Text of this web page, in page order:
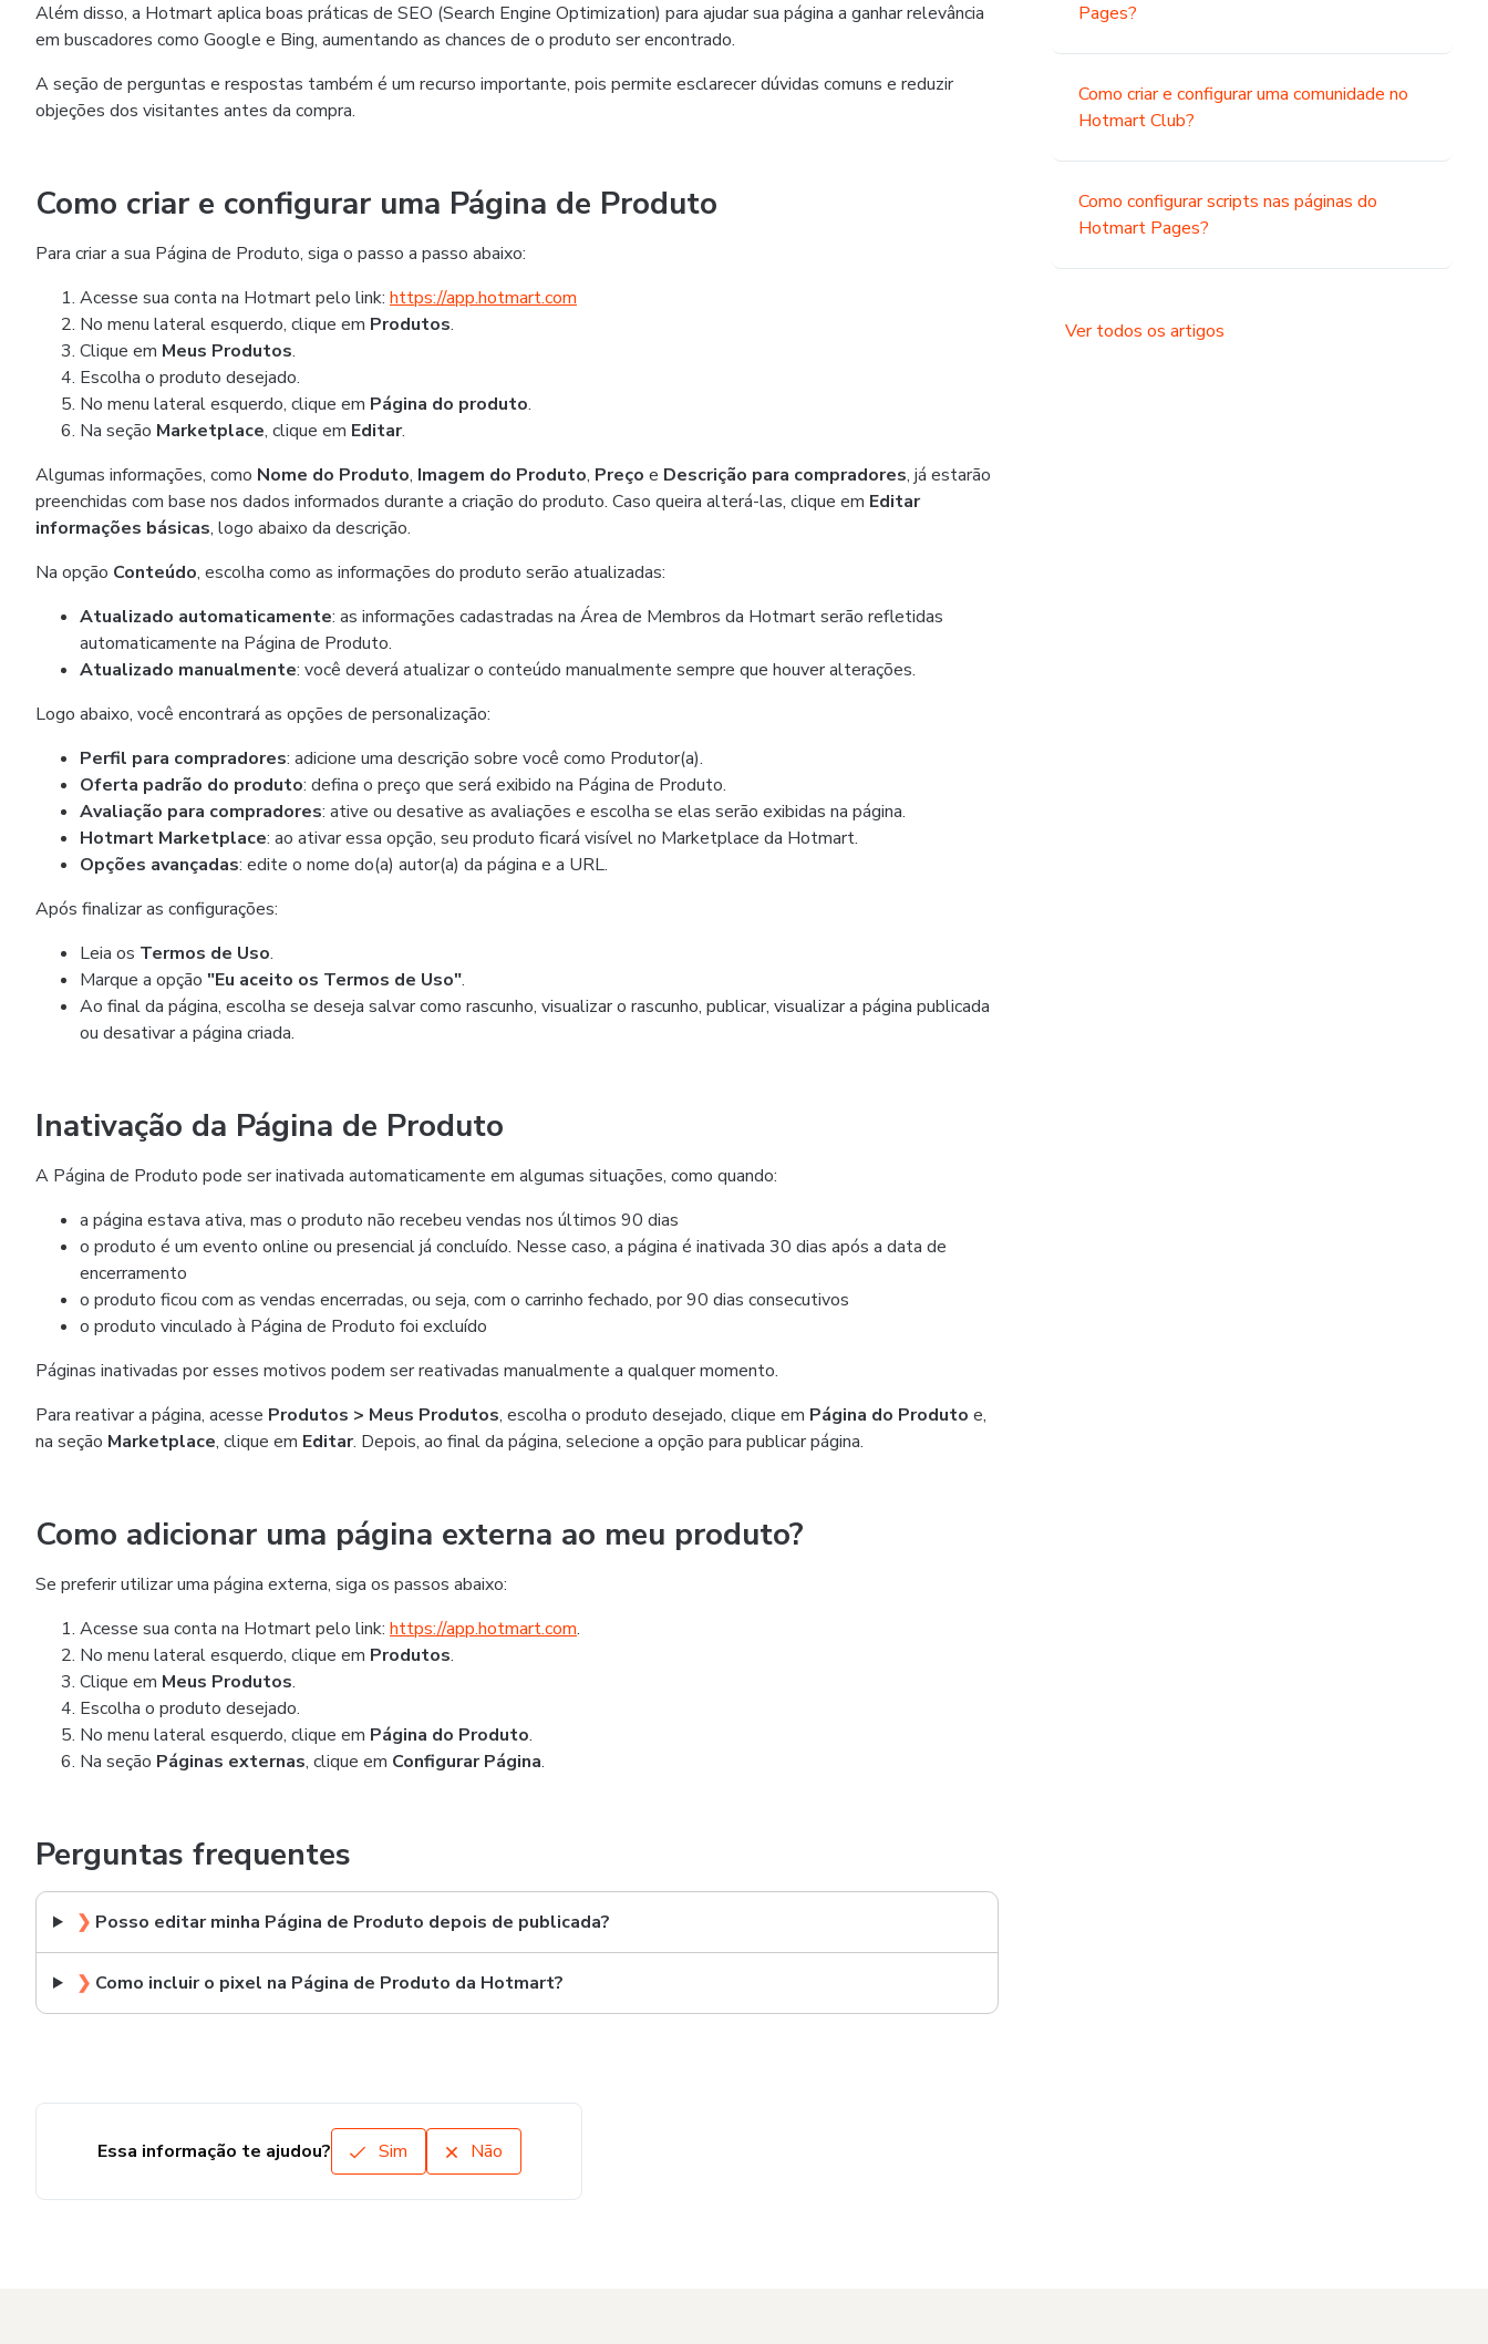
Além disso, a Hotmart aplica boas práticas de SEO (Search Engine Optimization) para ajudar sua página a ganhar relevância
em buscadores como Google e Bing, aumentando as chances de o produto ser encontrado.
A seção de perguntas e respostas também é um recurso importante, pois permite esclarecer dúvidas comuns e reduzir
objeções dos visitantes antes da compra.
Como criar e configurar uma Página de Produto
Para criar a sua Página de Produto, siga o passo a passo abaixo:
Acesse sua conta na Hotmart pelo link: https://app.hotmart.com
No menu lateral esquerdo, clique em Produtos.
Clique em Meus Produtos.
Escolha o produto desejado.
No menu lateral esquerdo, clique em Página do produto.
Na seção Marketplace, clique em Editar.
Algumas informações, como Nome do Produto, Imagem do Produto, Preço e Descrição para compradores, já estarão
preenchidas com base nos dados informados durante a criação do produto. Caso queira alterá-las, clique em Editar
informações básicas, logo abaixo da descrição.
Na opção Conteúdo, escolha como as informações do produto serão atualizadas:
Atualizado automaticamente: as informações cadastradas na Área de Membros da Hotmart serão refletidas
automaticamente na Página de Produto.
Atualizado manualmente: você deverá atualizar o conteúdo manualmente sempre que houver alterações.
Logo abaixo, você encontrará as opções de personalização:
Perfil para compradores: adicione uma descrição sobre você como Produtor(a).
Oferta padrão do produto: defina o preço que será exibido na Página de Produto.
Avaliação para compradores: ative ou desative as avaliações e escolha se elas serão exibidas na página.
Hotmart Marketplace: ao ativar essa opção, seu produto ficará visível no Marketplace da Hotmart.
Opções avançadas: edite o nome do(a) autor(a) da página e a URL.
Após finalizar as configurações:
Leia os Termos de Uso.
Marque a opção "Eu aceito os Termos de Uso".
Ao final da página, escolha se deseja salvar como rascunho, visualizar o rascunho, publicar, visualizar a página publicada
ou desativar a página criada.
Inativação da Página de Produto
A Página de Produto pode ser inativada automaticamente em algumas situações, como quando:
a página estava ativa, mas o produto não recebeu vendas nos últimos 90 dias
o produto é um evento online ou presencial já concluído. Nesse caso, a página é inativada 30 dias após a data de
encerramento
o produto ficou com as vendas encerradas, ou seja, com o carrinho fechado, por 90 dias consecutivos
o produto vinculado à Página de Produto foi excluído
Páginas inativadas por esses motivos podem ser reativadas manualmente a qualquer momento.
Para reativar a página, acesse Produtos > Meus Produtos, escolha o produto desejado, clique em Página do Produto e,
na seção Marketplace, clique em Editar. Depois, ao final da página, selecione a opção para publicar página.
Como adicionar uma página externa ao meu produto?
Se preferir utilizar uma página externa, siga os passos abaixo:
Acesse sua conta na Hotmart pelo link: https://app.hotmart.com.
No menu lateral esquerdo, clique em Produtos.
Clique em Meus Produtos.
Escolha o produto desejado.
No menu lateral esquerdo, clique em Página do Produto.
Na seção Páginas externas, clique em Configurar Página.
Perguntas frequentes
❯ Posso editar minha Página de Produto depois de publicada?
❯ Como incluir o pixel na Página de Produto da Hotmart?
Pages?
Como criar e configurar uma comunidade no
Hotmart Club?
Como configurar scripts nas páginas do
Hotmart Pages?
Ver todos os artigos
Essa informação te ajudou? Sim Não